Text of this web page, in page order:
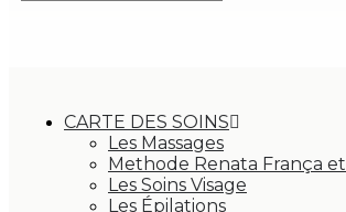
CARTE DES SOINS
Les Massages
Methode Renata França
Les Soins Visage
Les Épilations